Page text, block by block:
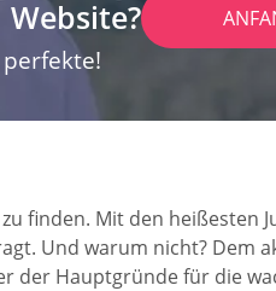
Website?
finden. Mit den heißesten
Und warum nicht? Dem
Hauptgründe für die